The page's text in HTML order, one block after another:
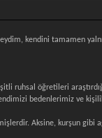
kendini tamamen
ruhsal öğretileri
bedenlerimiz ve
Aksine, kurşun